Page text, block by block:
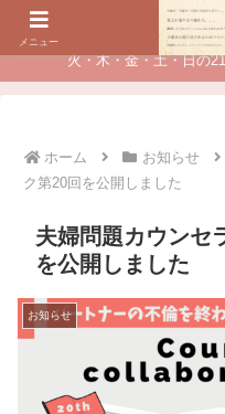
夫に不倫されたつらい経験が、
火・木・金・土・日の
ホーム お知らせ
ク第20回を公開しました
夫婦問題カウンセ
を公開しました
お知らせ
メニュー